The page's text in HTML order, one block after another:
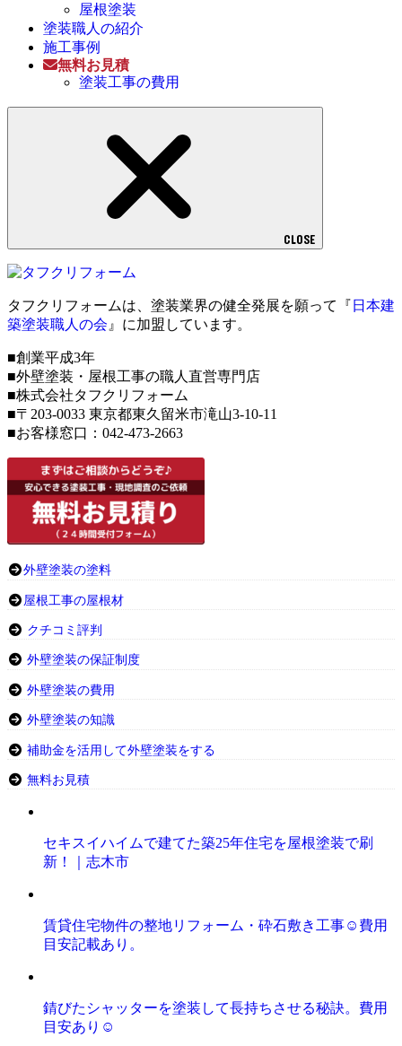
屋根塗装
塗装職人の紹介
施工事例
無料お見積
塗装工事の費用
CLOSE
タフクリフォームは、塗装業界の健全発展を願って『 日本建
築塗装職人の会 』に加盟しています。
■創業平成3年
■外壁塗装・屋根工事の職人直営専門店
■株式会社タフクリフォーム
■〒203-0033 東京都東久留米市滝山3-10-11
■お客様窓口：042-473-2663
外壁塗装の塗料
屋根工事の屋根材
クチコミ評判
外壁塗装の保証制度
外壁塗装の費用
外壁塗装の知識
補助金を活用して外壁塗装をする
無料お見積
セキスイハイムで建てた築25年住宅を屋根塗装で刷
新！｜志木市
賃貸住宅物件の整地リフォーム・砕石敷き工事☺️費用
目安記載あり。
錆びたシャッターを塗装して長持ちさせる秘訣。費用
目安あり☺️